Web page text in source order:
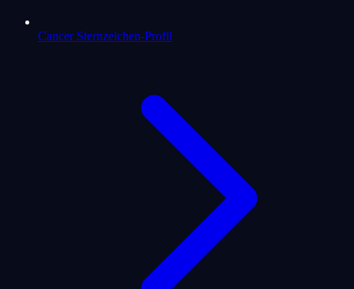
Cancer Sternzeichen-Profil